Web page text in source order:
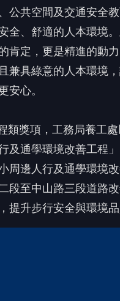
公共空間及交通安全
全、舒適的人本環境
肯定，更是精進的動
兼具綠意的人本環境
安心。
類獎項，工務局養工
及通學環境改善工程
小周邊人行及通學環境
段至中山路三段道路
提升步行安全與環境品